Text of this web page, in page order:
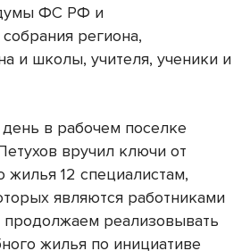
думы ФС РФ и
региона,
и школы, учителя, ученики и
в рабочем поселке
вручил ключи от
жилья 12 специалистам,
являются работниками
реализовывать
жилья по инициативе